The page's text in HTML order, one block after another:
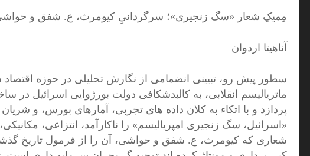
مِمیکِ شعار «سگ زنجیری»؛ سرگردانیِ کیومرث، ع. شفق و
آناهیتا اردوان
سطور پیش رو، تبیینی انضمامی از نگارش تحلیلی در حوزه اقتصاد
ماتریالیسم انقلابی، به کالبدشکافی دولت بورژوایی اسرائیل در
«اسرائیل، سگ زنجیری امپریالیسم» را ناکارآمد، انتزاعی،
شعاری که کیومرث، ع. شفق و حواشی، آن را از فرمول تاریخ